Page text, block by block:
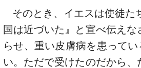
そのとき、イエスは使徒た
国は近づいた』と宣べ伝えな
らせ、重い皮膚病を患って
い。ただで受けたのだから、